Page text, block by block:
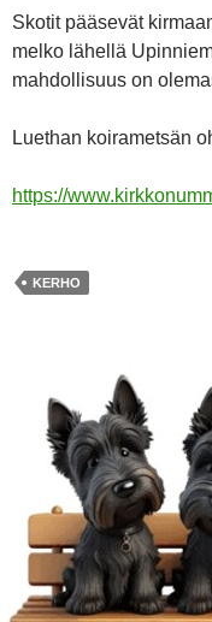
Skotit pääsevät
melko lähellä
mahdollisuus on
Luethan koirametsän
https://
KERHO